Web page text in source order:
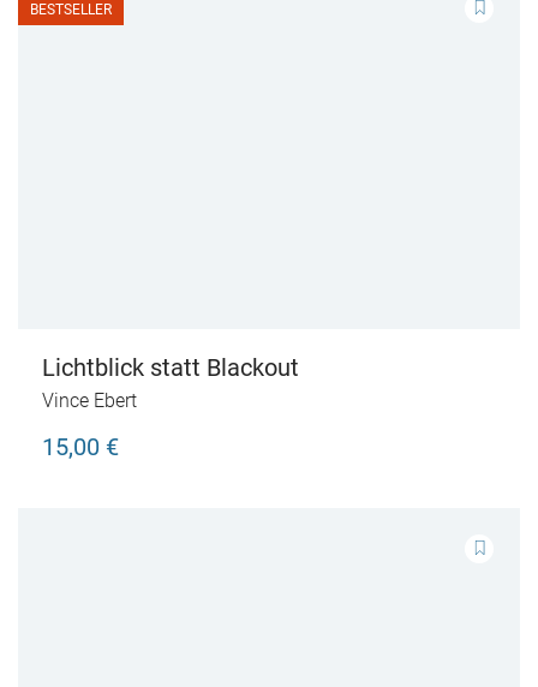
BESTSELLER
Lichtblick statt Blackout
Vince Ebert
15,00 €